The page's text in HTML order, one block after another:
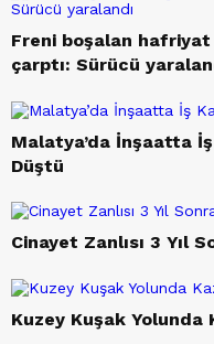
Freni boşalan
çarptı: Sürücü
Malatya’da İnşaatta
Düştü
Cinayet Zanlısı 3 Yıl
Kuzey Kuşak Yolunda